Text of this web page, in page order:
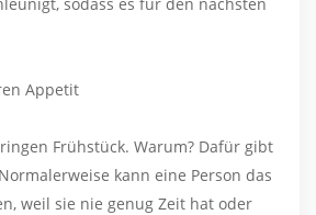
Appetit
Frühstück. Warum? Dafür gibt
kann eine Person das
weil sie nie genug Zeit hat oder